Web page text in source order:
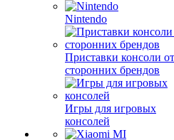
Nintendo
Приставки консоли от
сторонних брендов
Игры для игровых
консолей